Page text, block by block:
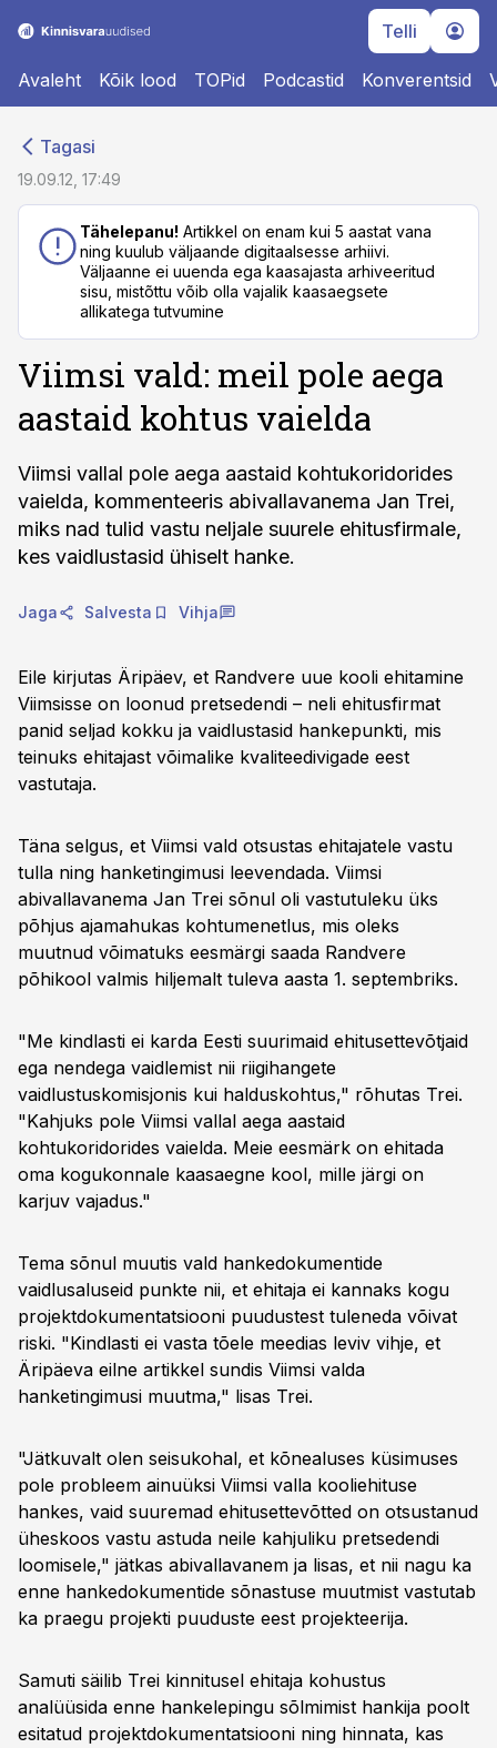
Telli
Avaleht Kõik lood TOPid Podcastid Konverentsid
Tagasi
19.09.12, 17:49
Tähelepanu! Artikkel on enam kui 5 aastat vana
ning kuulub väljaande digitaalsesse arhiivi.
Väljaanne ei uuenda ega kaasajasta arhiveeritud
sisu, mistõttu võib olla vajalik kaasaegsete
allikatega tutvumine
Viimsi vald: meil pole aega
aastaid kohtus vaielda
Viimsi vallal pole aega aastaid kohtukoridorides
vaielda, kommenteeris abivallavanema Jan Trei,
miks nad tulid vastu neljale suurele ehitusfirmale,
kes vaidlustasid ühiselt hanke.
Jaga Salvesta Vihja
Eile kirjutas Äripäev, et Randvere uue kooli ehitamine
Viimsisse on loonud pretsedendi – neli ehitusfirmat
panid seljad kokku ja vaidlustasid hankepunkti, mis
teinuks ehitajast võimalike kvaliteedivigade eest
vastutaja.
Täna selgus, et Viimsi vald otsustas ehitajatele vastu
tulla ning hanketingimusi leevendada. Viimsi
abivallavanema Jan Trei sõnul oli vastutuleku üks
põhjus ajamahukas kohtumenetlus, mis oleks
muutnud võimatuks eesmärgi saada Randvere
põhikool valmis hiljemalt tuleva aasta 1. septembriks.
"Me kindlasti ei karda Eesti suurimaid ehitusettevõtjaid
ega nendega vaidlemist nii riigihangete
vaidlustuskomisjonis kui halduskohtus," rõhutas Trei.
"Kahjuks pole Viimsi vallal aega aastaid
kohtukoridorides vaielda. Meie eesmärk on ehitada
oma kogukonnale kaasaegne kool, mille järgi on
karjuv vajadus."
Tema sõnul muutis vald hankedokumentide
vaidlusaluseid punkte nii, et ehitaja ei kannaks kogu
projektdokumentatsiooni puudustest tuleneda võivat
riski. "Kindlasti ei vasta tõele meedias leviv vihje, et
Äripäeva eilne artikkel sundis Viimsi valda
hanketingimusi muutma," lisas Trei.
"Jätkuvalt olen seisukohal, et kõnealuses küsimuses
pole probleem ainuüksi Viimsi valla kooliehituse
hankes, vaid suuremad ehitusettevõtted on otsustanud
üheskoos vastu astuda neile kahjuliku pretsedendi
loomisele," jätkas abivallavanem ja lisas, et nii nagu ka
enne hankedokumentide sõnastuse muutmist vastutab
ka praegu projekti puuduste eest projekteerija.
Samuti säilib Trei kinnitusel ehitaja kohustus
analüüsida enne hankelepingu sõlmimist hankija poolt
esitatud projektdokumentatsiooni ning hinnata, kas